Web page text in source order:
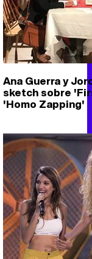
Ana Guerra y
sketch sobre
'Homo Zapping'